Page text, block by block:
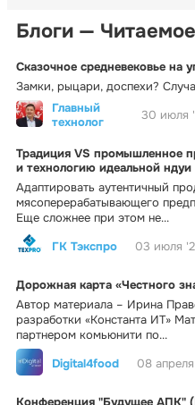
Блоги — Читаемое
Сказочное средневековье на
Замки, рыцари, доспехи?
Главный
технолог
30 июля
Традиция VS промышленное
и технологию идеальной ндуи
Адаптировать аутентичный
мясоперерабатывающего
Еще сложнее при этом не...
ГК Тэкспро
03 июля
Дорожная карта «Честного
Автор материала – Ирина
разработки «Константа ИТ»
партнером комьюнити по...
Digital4food
08
Конференция "Будущее АПК"